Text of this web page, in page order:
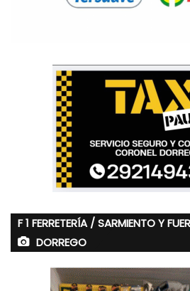
F 1 FERRETERÍA / SARMIENTO Y
DORREGO